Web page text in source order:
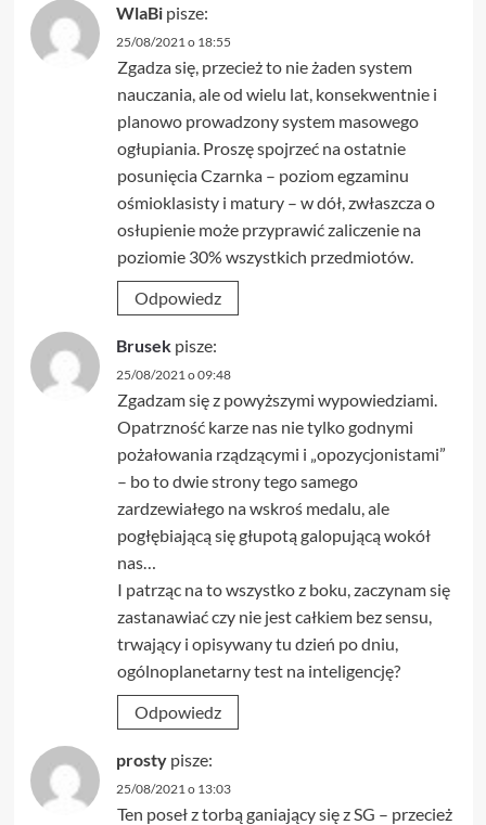
WlaBi pisze:
25/08/2021 o 18:55
Zgadza się, przecież to nie żaden system
nauczania, ale od wielu lat, konsekwentnie i
planowo prowadzony system masowego
ogłupiania. Proszę spojrzeć na ostatnie
posunięcia Czarnka – poziom egzaminu
ośmioklasisty i matury – w dół, zwłaszcza o
osłupienie może przyprawić zaliczenie na
poziomie 30% wszystkich przedmiotów.
Odpowiedz
Brusek pisze:
25/08/2021 o 09:48
Zgadzam się z powyższymi wypowiedziami.
Opatrzność karze nas nie tylko godnymi
pożałowania rządzącymi i „opozycjonistami”
– bo to dwie strony tego samego
zardzewiałego na wskroś medalu, ale
pogłębiającą się głupotą galopującą wokół
nas…
I patrząc na to wszystko z boku, zaczynam się
zastanawiać czy nie jest całkiem bez sensu,
trwający i opisywany tu dzień po dniu,
ogólnoplanetarny test na inteligencję?
Odpowiedz
prosty pisze:
25/08/2021 o 13:03
Ten poseł z torbą ganiający się z SG – przecież